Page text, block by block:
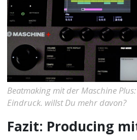
Beatmaking mit der Maschine
Eindruck. willst Du mehr davon?
Fazit: Producing